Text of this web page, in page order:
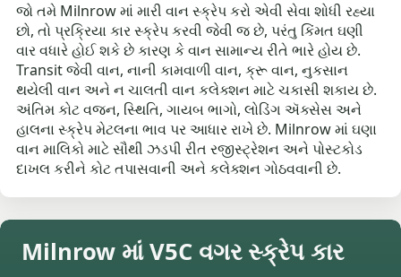
જો તમે Milnrow માં મારી વાન સ્ક્રેપ કરો એવી સેવા શોધી રહ્યા
છો, તો પ્રક્રિયા કાર સ્ક્રેપ કરવી જેવી જ છે, પરંતુ કિંમત ઘણી
વાર વધારે હોઈ શકે છે કારણ કે વાન સામાન્ય રીતે ભારે હોય છે.
Transit જેવી વાન, નાની કામવાળી વાન, ક્રૂ વાન, નુકસાન
થયેલી વાન અને ન ચાલતી વાન કલેક્શન માટે ચકાસી શકાય છે.
અંતિમ કોટ વજન, સ્થિતિ, ગાયબ ભાગો, લોડિંગ ઍક્સેસ અને
હાલના સ્ક્રેપ મેટલના ભાવ પર આધાર રાખે છે. Milnrow માં ઘણા
વાન માલિકો માટે સૌથી ઝડપી રીત રજીસ્ટ્રેશન અને પોસ્ટકોડ
દાખલ કરીને કોટ તપાસવાની અને કલેક્શન ગોઠવવાની છે.
Milnrow માં V5C વગર સ્ક્રેપ કાર